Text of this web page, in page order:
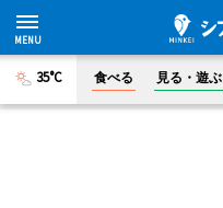
35°C 食べる 見る・遊ぶ